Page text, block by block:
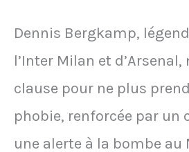
Dennis Bergkamp,
l’Inter Milan et
clause pour ne plus
phobie, renforcée par un
une alerte à la bombe au